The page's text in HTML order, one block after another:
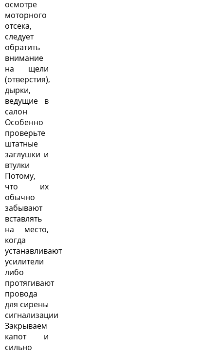
осмотре
моторного
отсека,
следует
обратить
внимание
на щели
(отверстия),
дырки,
ведущие в
салон
Особенно
проверьте
штатные
заглушки и
втулки
Потому,
что их
обычно
забывают
вставлять
на место,
когда
устанавливают
усилители
либо
протягивают
провода
для сирены
сигнализации
Закрываем
капот и
сильно